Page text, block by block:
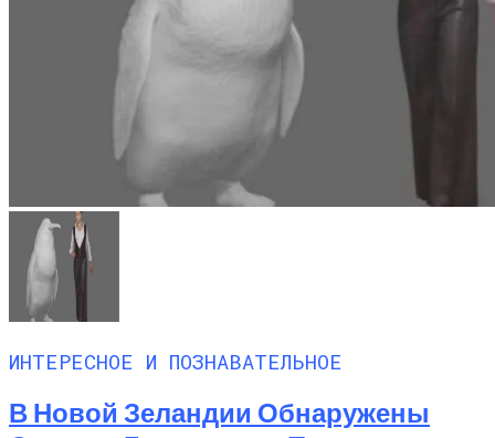
ИНТЕРЕСНОЕ И ПОЗНАВАТЕЛЬНОЕ
В Новой Зеландии Обнаружены